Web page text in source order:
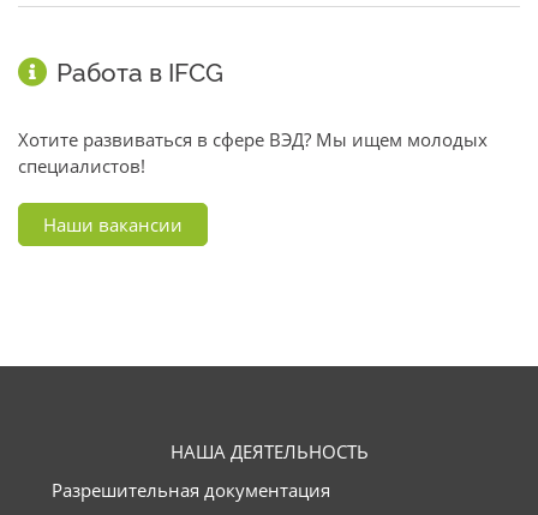
Работа в IFCG
Хотите развиваться в сфере ВЭД? Мы ищем молодых
специалистов!
Наши вакансии
НАША ДЕЯТЕЛЬНОСТЬ
Разрешительная документация